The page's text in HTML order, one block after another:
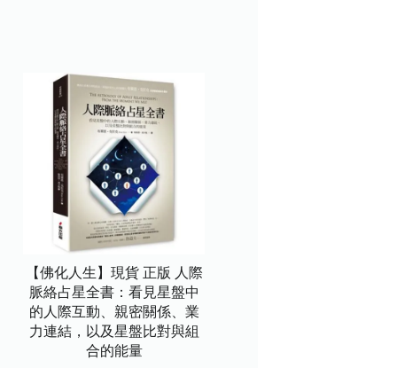
【佛化人生】現貨 正版 人際
脈絡占星全書：看見星盤中
的人際互動、親密關係、業
力連結，以及星盤比對與組
合的能量